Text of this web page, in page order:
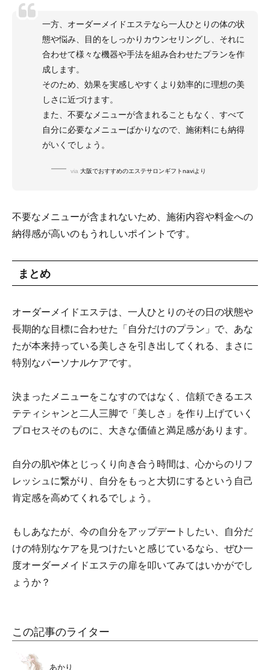
一方、オーダーメイドエステなら一人ひとりの体の状
態や悩み、目的をしっかりカウンセリングし、それに
合わせて様々な機器や手法を組み合わせたプランを作
成します。
そのため、効果を実感しやすくより効率的に理想の美
しさに近づけます。
また、不要なメニューが含まれることもなく、すべて
自分に必要なメニューばかりなので、施術料にも納得
がいくでしょう。
via 大阪でおすすめのエステサロンギフトnaviより
不要なメニューが含まれないため、施術内容や料金への
納得感が高いのもうれしいポイントです。
まとめ
オーダーメイドエステは、一人ひとりのその日の状態や
長期的な目標に合わせた「自分だけのプラン」で、あな
たが本来持っている美しさを引き出してくれる、まさに
特別なパーソナルケアです。
決まったメニューをこなすのではなく、信頼できるエス
テティシャンと二人三脚で「美しさ」を作り上げていく
プロセスそのものに、大きな価値と満足感があります。
自分の肌や体とじっくり向き合う時間は、心からのリフ
レッシュに繋がり、自分をもっと大切にするという自己
肯定感を高めてくれるでしょう。
もしあなたが、今の自分をアップデートしたい、自分だ
けの特別なケアを見つけたいと感じているなら、ぜひ一
度オーダーメイドエステの扉を叩いてみてはいかがでし
ょうか？
この記事のライター
あかり